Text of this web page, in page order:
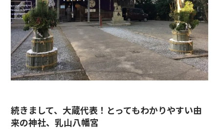
続きまして、大蔵代表！とってもわかりやすい由
来の神社、乳山八幡宮